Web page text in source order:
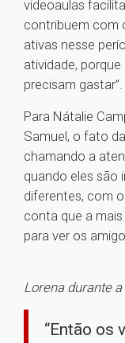
videoaulas
contribuem com
ativas nesse
atividade,
precisam gastar”.
Para Nátalie
Samuel, o fato
chamando a
quando eles são
diferentes, com
conta que a
para ver os
Lorena durante
“Então os